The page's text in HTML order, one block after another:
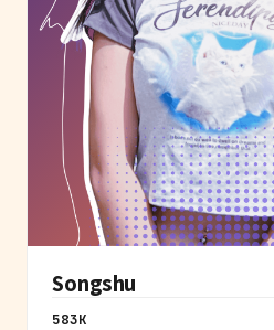
Songshu
583K